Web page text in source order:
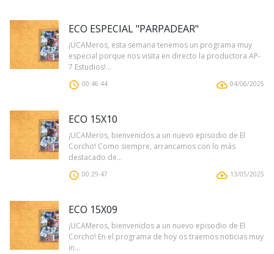
ECO ESPECIAL "PARPADEAR"
¡UCAMeros, esta semana tenemos un programa muy
especial porque nos visita en directo la productora AP-
7 Estudios!...
00:46:44 04/06/2025
ECO 15X10
¡UCAMeros, bienvenidos a un nuevo episodio de El
Corcho! Como siempre, arrancamos con lo más
destacado de...
00:29:47 13/05/2025
ECO 15X09
¡UCAMeros, bienvenidos a un nuevo episodio de El
Corcho! En el programa de hoy os traemos noticias muy
in...